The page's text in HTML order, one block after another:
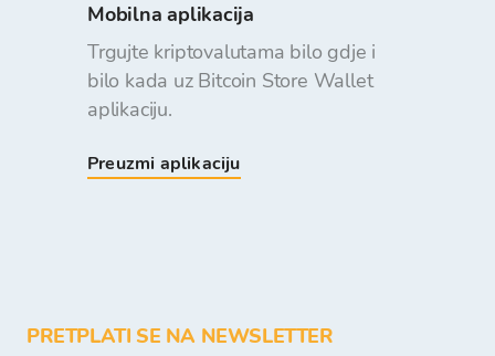
Mobilna aplikacija
Trgujte kriptovalutama bilo gdje i
bilo kada uz Bitcoin Store Wallet
aplikaciju.
Preuzmi aplikaciju
PRETPLATI SE NA NEWSLETTER